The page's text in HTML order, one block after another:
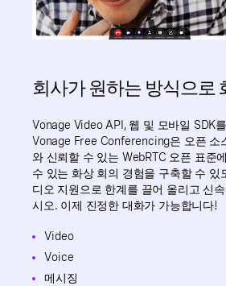
회사가 원하는 방식으로
Vonage Video API, 웹 및 모바일 SDK
Vonage Free Conferencing은 오픈 소
와 신뢰할 수 있는 WebRTC 오픈 표준
수 있는 화상 회의 경험을 구축할 수 있
디오 지원으로 한계를 끌어 올리고 신
시오. 이제 진정한 대화가 가능합니다!
Video
Voice
메시징